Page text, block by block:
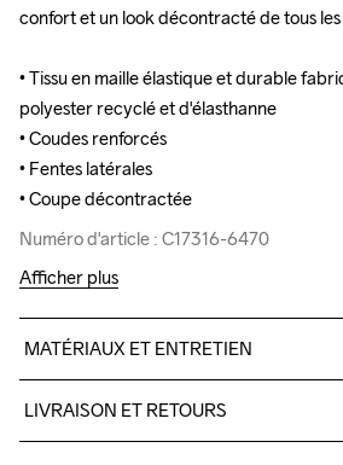
confort et un look décontracté de tous les
• Tissu en maille élastique et durable
polyester recyclé et d'élasthanne
• Coudes renforcés
• Fentes latérales
• Coupe décontractée
Numéro d'article : C17316-6470
confort et un look décontracté de tous les
• Tissu en maille élastique et durable
polyester recyclé et d'élasthanne
• Coudes renforcés
• Fentes latérales
• Coupe décontractée
Numéro d'article : C17316-6470
Afficher plus
MATÉRIAUX ET ENTRETIEN
11% Élasthanne
LIVRAISON ET RETOURS